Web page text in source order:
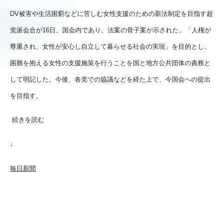
DV被害や生活困窮などに苦しむ女性支援のための新法制定を目指す超
党派会合が16日、国会内であり、法案の骨子案が示された。「人権が
尊重され、女性が安心し自立して暮らせる社会の実現」を目的とし、
困難を抱える女性の支援施策を行うことを国と地方公共団体の責務と
して明記した。今後、各党での協議などを経た上で、今国会への提出
を目指す。
続きを読む
↓
毎日新聞